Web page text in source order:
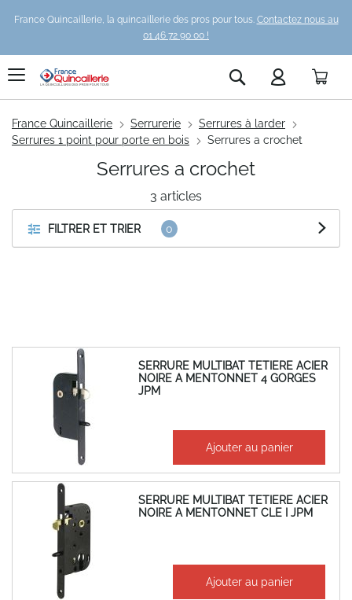
France Quincaillerie, la quincaillerie des pros pour tous. Contactez nous au
01 46 72 90 00 !
Rechercher
France Quincaillerie Serrurerie
Serrures à larder
Serrures 1 point pour porte en bois
Serrures a crochet
FILTRER ET TRIER
3 articles
Serrures a crochet
SERRURE MULTIBAT TETIERE ACIER
NOIRE A MENTONNET 4 GORGES
JPM
112,88 € Ajouter au panier
SERRURE MULTIBAT TETIERE ACIER
NOIRE A MENTONNET CLE I JPM
84,61 €
70,51 € Ajouter au panier